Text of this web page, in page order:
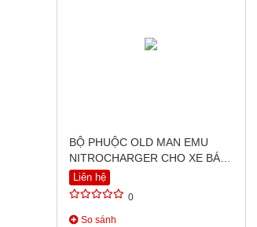
BỘ PHUỘC OLD MAN EMU
NITROCHARGER CHO XE BÁN
TẢI NISSAN NAVARA D40
(2005-2015)
Liên hệ
0
So sánh